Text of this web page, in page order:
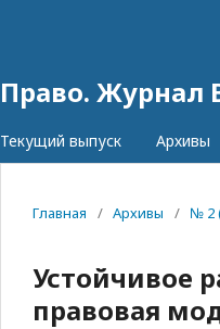
Право.
Текущий выпуск Архивы
Главная / Архивы / № 2
Устойчивое
правовая